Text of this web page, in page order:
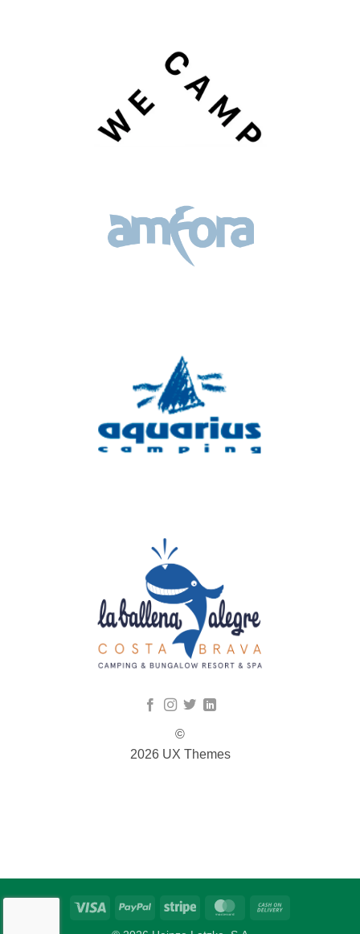
©
2026 UX Themes
Visa PayPal Stripe MasterCard